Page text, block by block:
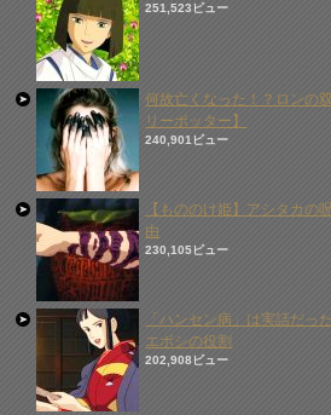
251,523ビュー
何故亡くなった！？ロンの
リーポッター】
240,901ビュー
【もののけ姫】アシタカの
由
230,105ビュー
「ハンセン病」は実話だっ
エボシの役割
202,908ビュー